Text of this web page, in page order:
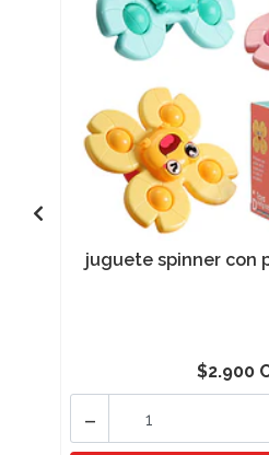
juguete spinner con
$2.900
-